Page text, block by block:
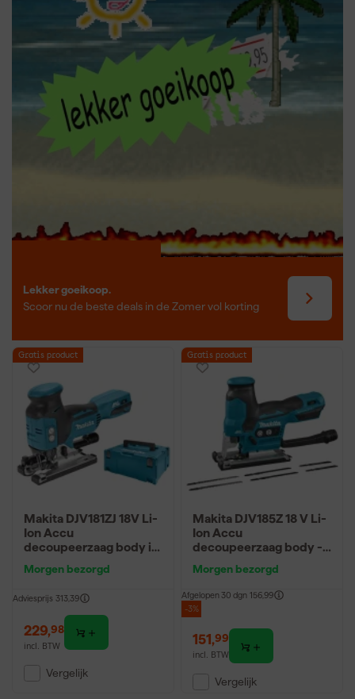
Welke decoupeerzaag moet je gebruiken
voor laminaat?
Voor het zagen van laminaat is een decoupeerzaag met een
fijngetand zaagblad het meest geschikt. Kies bij voorkeur een
zaagblad speciaal ontworpen voor kunststof of laminaat om
splinteren te voorkomen. Gebruik een accu decoupeerzaag of
netstroom decoupeerzaag, afhankelijk van je werkplek. Let erop
Lekker goeikoop.
Scoor nu de beste deals in de Zomer vol korting
Gratis product
Makita DJV181ZJ 18V Li-
Ion Accu
decoupeerzaag body in
variabel -
Morgen bezorgd
Adviesprijs 313,39
229,98
incl. BTW
Vergelijk
Gratis product
Makita DJV185Z 18 V Li-
Ion Accu
decoupeerzaag body -
Morgen bezorgd
Afgelopen 30 dgn 156,99
-3%
151,99
incl. BTW
Vergelijk